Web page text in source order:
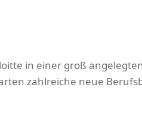
in einer groß angelegten
zahlreiche neue